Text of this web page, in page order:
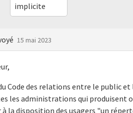
implicite
15 mai 2023
Code des relations entre le public
les administrations qui produisent
la disposition des usagers "un